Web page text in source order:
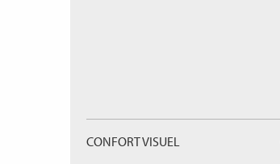
CONFORT VISUEL